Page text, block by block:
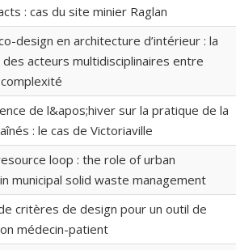
: cas du site minier Raglan
design en architecture d’intérieur : la
acteurs multidisciplinaires entre
de l&apos;hiver sur la pratique de la
: le cas de Victoriaville
loop : the role of urban
municipal solid waste management
critères de design pour un outil de
médecin-patient